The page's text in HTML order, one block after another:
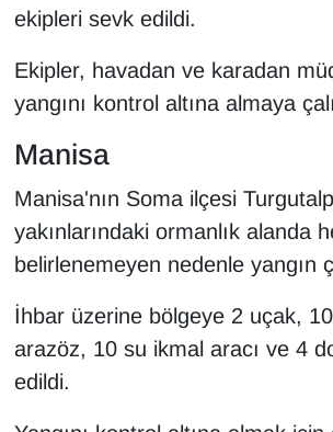
ekipleri sevk edildi.
Ekipler, havadan ve karadan
yangını kontrol altına almaya
Manisa
Manisa'nın Soma ilçesi
yakınlarındaki ormanlık alanda
belirlenemeyen nedenle yangın
İhbar üzerine bölgeye 2 uçak,
arazöz, 10 su ikmal aracı ve 4
edildi.